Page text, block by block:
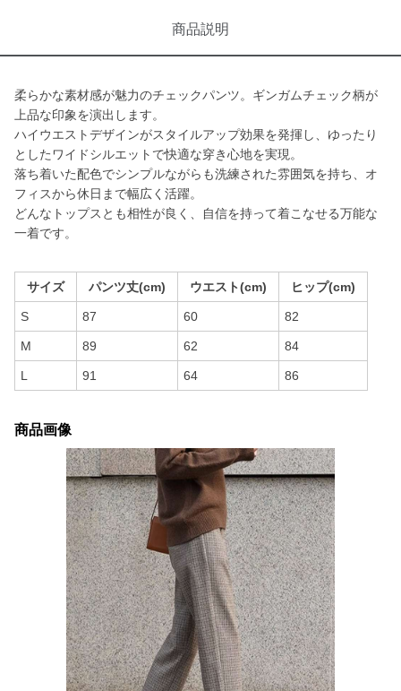
商品説明
柔らかな素材感が魅力のチェックパンツ。ギンガムチェック柄が
上品な印象を演出します。
ハイウエストデザインがスタイルアップ効果を発揮し、ゆったり
としたワイドシルエットで快適な穿き心地を実現。
落ち着いた配色でシンプルながらも洗練された雰囲気を持ち、オ
フィスから休日まで幅広く活躍。
どんなトップスとも相性が良く、自信を持って着こなせる万能な
一着です。
サイズ パンツ丈(cm) ウエスト(cm) ヒップ(cm)
S 87 60 82
M 89 62 84
L 91 64 86
商品画像